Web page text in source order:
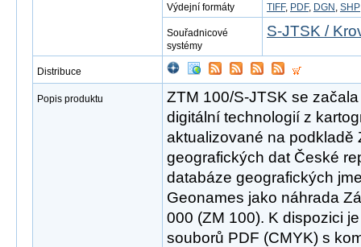
Výdejní formáty TIFF, PDF, DGN , SHP
Souřadnicové
systémy
S-JTSK /
Distribuce
Popis produktu
ZTM 100/S-JTSK se
digitální technologií z
aktualizované na podkladě
geografických dat České
databáze geografických
Geonames jako náhrada
000 (ZM 100). K dispozici
souborů PDF (CMYK) s